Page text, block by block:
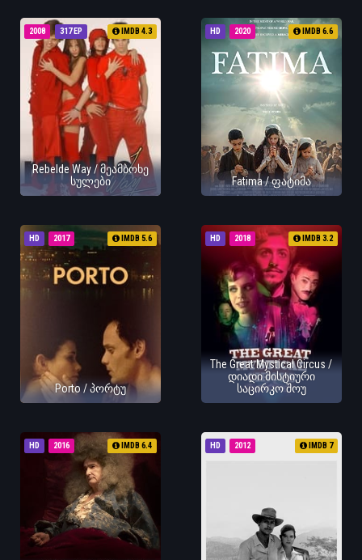
317 EP
2008 IMDB 4.3
Rebelde Way / მეამბოხე
სულები
HD 2020 IMDB 6.6
Fatima / ფატიმა
HD 2017 IMDB 5.6
Porto / პორტუ
HD 2018 IMDB 3.2
The Great Mystical Circus /
დიადი მისტიური
საცირკო შოუ
HD 2016 IMDB 6.4 HD 2012 IMDB 7